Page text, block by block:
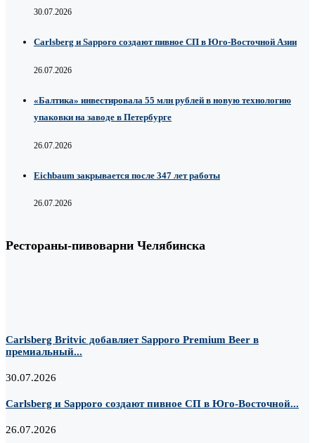
30.07.2026
Carlsberg и Sapporo создают пивное СП в Юго-Восточной Азии
26.07.2026
«Балтика» инвестировала 55 млн рублей в новую технологию
упаковки на заводе в Петербурге
26.07.2026
Eichbaum закрывается после 347 лет работы
26.07.2026
Рестораны-пивоварни Челябинска
Carlsberg Britvic добавляет Sapporo Premium Beer в
премиальный...
30.07.2026
Carlsberg и Sapporo создают пивное СП в Юго-Восточной...
26.07.2026